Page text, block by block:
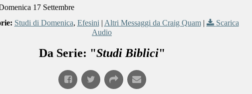
17 Settembre
Studi di Domenica, Efesini | Altri Messaggi da Craig Quam|
Scarica
Audio
Da Serie: "Studi Biblici"